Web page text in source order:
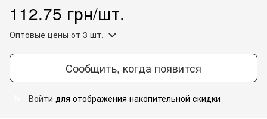
112.75 грн/шт.
Оптовые цены от 3 шт.
Сообщить, когда появится
Войти для отображения накопительной скидки